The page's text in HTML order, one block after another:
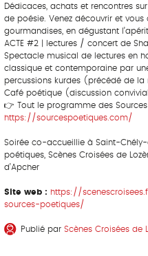
Dédicaces, achats et rencontres
de poésie. Venez découvrir et
gourmandises, en dégustant
ACTE #2 | lectures / concert de
Spectacle musical de lectures en
classique et contemporaine par
percussions kurdes (précédé de
Café poétique (discussion
👉 Tout le programme des
https://sourcespoetiques.com/
Soirée co-accueillie à Saint-Chély-
poétiques, Scènes Croisées de
d’Apcher
Site web : https://
sources-poetiques/
Publié par Scènes Croisées de